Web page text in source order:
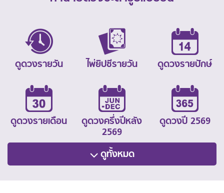
ดูดวงรายวัน ไพ่ยิปซีรายวัน ดูดวงรายปักษ์
ดูดวงรายเดือน
ดูดวงครึ่งปีหลัง
2569
ดูดวงปี 2569
ดูทั้งหมด